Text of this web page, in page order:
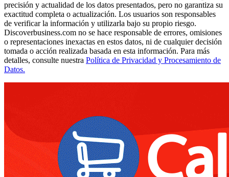
precisión y actualidad de los datos presentados, pero no garantiza su
exactitud completa o actualización. Los usuarios son responsables
de verificar la información y utilizarla bajo su propio riesgo.
Discoverbusiness.com no se hace responsable de errores, omisiones
o representaciones inexactas en estos datos, ni de cualquier decisión
tomada o acción realizada basada en esta información. Para más
detalles, consulte nuestra Política de Privacidad y Procesamiento de
Datos.